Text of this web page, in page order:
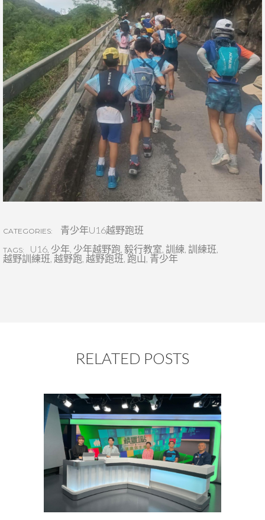
CATEGORIES: 青少年U16越野跑班
TAGS: U16, 少年, 少年越野跑, 毅行教室, 訓練, 訓練班,
越野訓練班, 越野跑, 越野跑班, 跑山, 青少年
RELATED POSTS